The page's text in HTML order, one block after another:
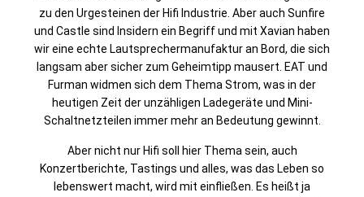
zu den Urgesteinen der Hifi Industrie. Aber auch Sunfire
und Castle sind Insidern ein Begriff und mit Xavian haben
wir eine echte Lautsprechermanufaktur an Bord, die sich
langsam aber sicher zum Geheimtipp mausert. EAT und
Furman widmen sich dem Thema Strom, was in der
heutigen Zeit der unzähligen Ladegeräte und Mini-
Schaltnetzteilen immer mehr an Bedeutung gewinnt.
Aber nicht nur Hifi soll hier Thema sein, auch
Konzertberichte, Tastings und alles, was das Leben so
lebenswert macht, wird mit einfließen. Es heißt ja